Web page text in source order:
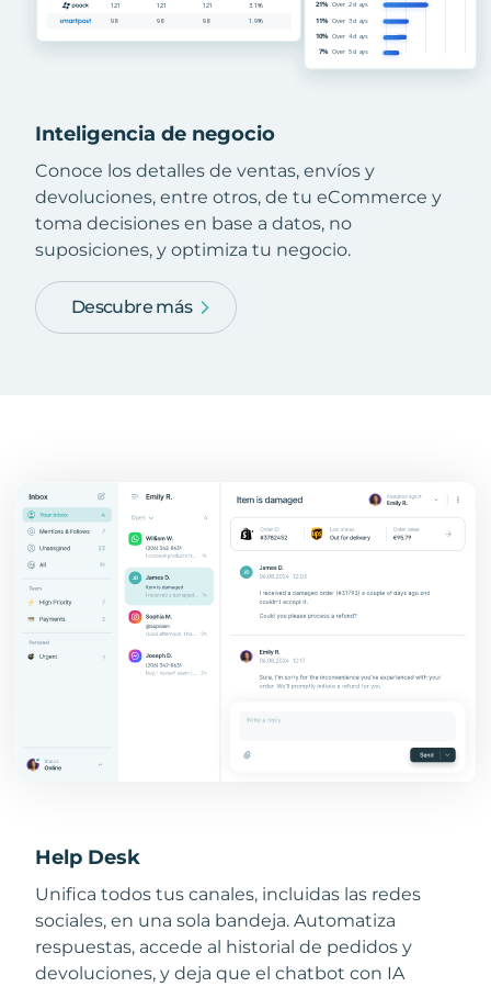
Inteligencia de negocio
Conoce los detalles de ventas, envíos y
devoluciones, entre otros, de tu eCommerce y
toma decisiones en base a datos, no
suposiciones, y optimiza tu negocio.
Descubre más
Help Desk
Unifica todos tus canales, incluidas las redes
sociales, en una sola bandeja. Automatiza
respuestas, accede al historial de pedidos y
devoluciones, y deja que el chatbot con IA